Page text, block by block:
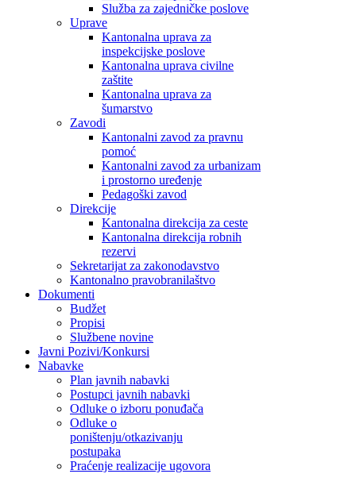
Služba za zajedničke poslove
Uprave
Kantonalna uprava za
inspekcijske poslove
Kantonalna uprava civilne
zaštite
Kantonalna uprava za
šumarstvo
Zavodi
Kantonalni zavod za pravnu
pomoć
Kantonalni zavod za urbanizam
i prostorno uređenje
Pedagoški zavod
Direkcije
Kantonalna direkcija za ceste
Kantonalna direkcija robnih
rezervi
Sekretarijat za zakonodavstvo
Kantonalno pravobranilaštvo
Dokumenti
Budžet
Propisi
Službene novine
Javni Pozivi/Konkursi
Nabavke
Plan javnih nabavki
Postupci javnih nabavki
Odluke o izboru ponuđača
Odluke o
poništenju/otkazivanju
postupaka
Praćenje realizacije ugovora